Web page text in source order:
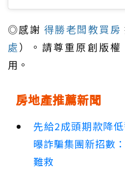
◎感謝 得勝老闆教買房
處）。請尊重原創版
用。
房地產推薦新聞
先給2成頭期款降
曝詐騙集團新招數
難救